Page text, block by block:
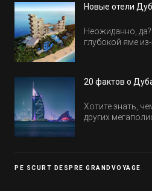
Новые отели
Неожиданно,
глубокой яме
обычно на
20 фактов о
Хотите знать,
других
PE SCURT DESPRE GRANDVOYAGE